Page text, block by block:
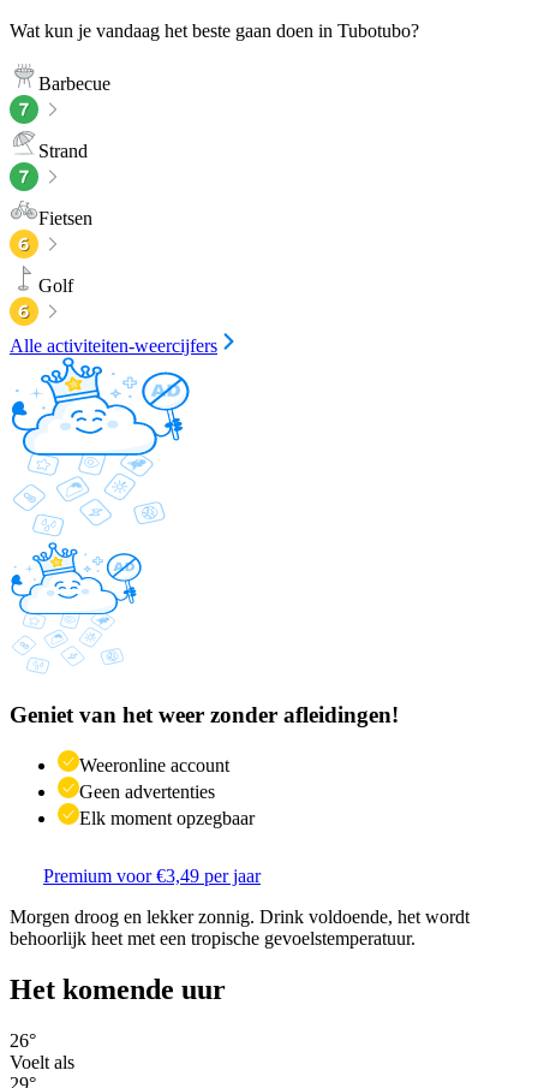
Wat kun je vandaag het beste gaan doen in Tubotubo?
Barbecue
Strand
Fietsen
Golf
Alle activiteiten-weercijfers
Geniet van het weer zonder afleidingen!
Weeronline account
Geen advertenties
Elk moment opzegbaar
Premium voor €3,49 per jaar
Morgen droog en lekker zonnig. Drink voldoende, het wordt
behoorlijk heet met een tropische gevoelstemperatuur.
Het komende uur
26°
Voelt als